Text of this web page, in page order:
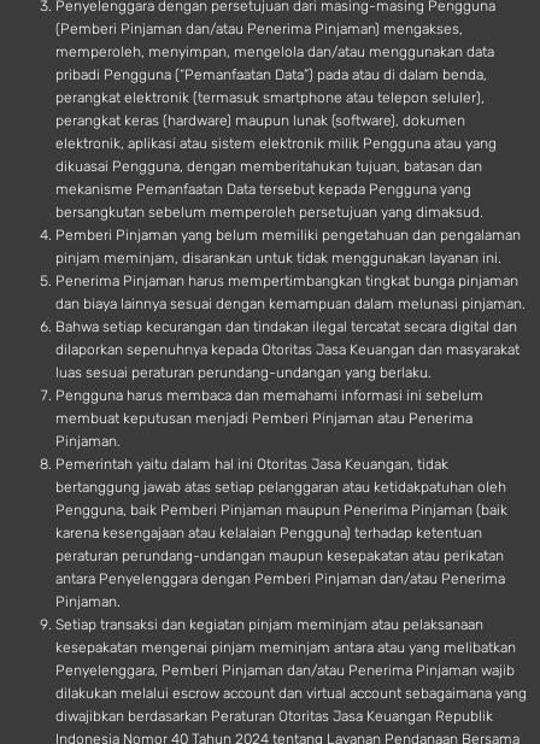
Penyelenggara dengan persetujuan dari masing-masing Pengguna
(Pemberi Pinjaman dan/atau Penerima Pinjaman) mengakses,
memperoleh, menyimpan, mengelola dan/atau menggunakan data
pribadi Pengguna (“Pemanfaatan Data”) pada atau di dalam benda,
perangkat elektronik (termasuk smartphone atau telepon seluler),
perangkat keras (hardware) maupun lunak (software), dokumen
elektronik, aplikasi atau sistem elektronik milik Pengguna atau yang
dikuasai Pengguna, dengan memberitahukan tujuan, batasan dan
mekanisme Pemanfaatan Data tersebut kepada Pengguna yang
bersangkutan sebelum memperoleh persetujuan yang dimaksud.
Pemberi Pinjaman yang belum memiliki pengetahuan dan pengalaman
pinjam meminjam, disarankan untuk tidak menggunakan layanan ini.
Penerima Pinjaman harus mempertimbangkan tingkat bunga pinjaman
dan biaya lainnya sesuai dengan kemampuan dalam melunasi pinjaman.
Bahwa setiap kecurangan dan tindakan ilegal tercatat secara digital dan
dilaporkan sepenuhnya kepada Otoritas Jasa Keuangan dan masyarakat
luas sesuai peraturan perundang-undangan yang berlaku.
Pengguna harus membaca dan memahami informasi ini sebelum
membuat keputusan menjadi Pemberi Pinjaman atau Penerima
Pinjaman.
Pemerintah yaitu dalam hal ini Otoritas Jasa Keuangan, tidak
bertanggung jawab atas setiap pelanggaran atau ketidakpatuhan oleh
Pengguna, baik Pemberi Pinjaman maupun Penerima Pinjaman (baik
karena kesengajaan atau kelalaian Pengguna) terhadap ketentuan
peraturan perundang-undangan maupun kesepakatan atau perikatan
antara Penyelenggara dengan Pemberi Pinjaman dan/atau Penerima
Pinjaman.
Setiap transaksi dan kegiatan pinjam meminjam atau pelaksanaan
kesepakatan mengenai pinjam meminjam antara atau yang melibatkan
Penyelenggara, Pemberi Pinjaman dan/atau Penerima Pinjaman wajib
dilakukan melalui escrow account dan virtual account sebagaimana yang
diwajibkan berdasarkan Peraturan Otoritas Jasa Keuangan Republik
Indonesia Nomor 40 Tahun 2024 tentang Layanan Pendanaan Bersama